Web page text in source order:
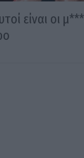
είναι οι